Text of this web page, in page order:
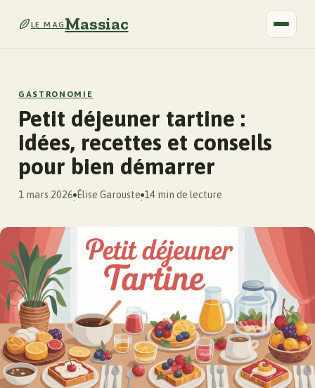
LE MAGMassiac
GASTRONOMIE
Petit déjeuner tartine :
idées, recettes et conseils
pour bien démarrer
1 mars 2026
·
Élise Garouste
·
14 min de lecture